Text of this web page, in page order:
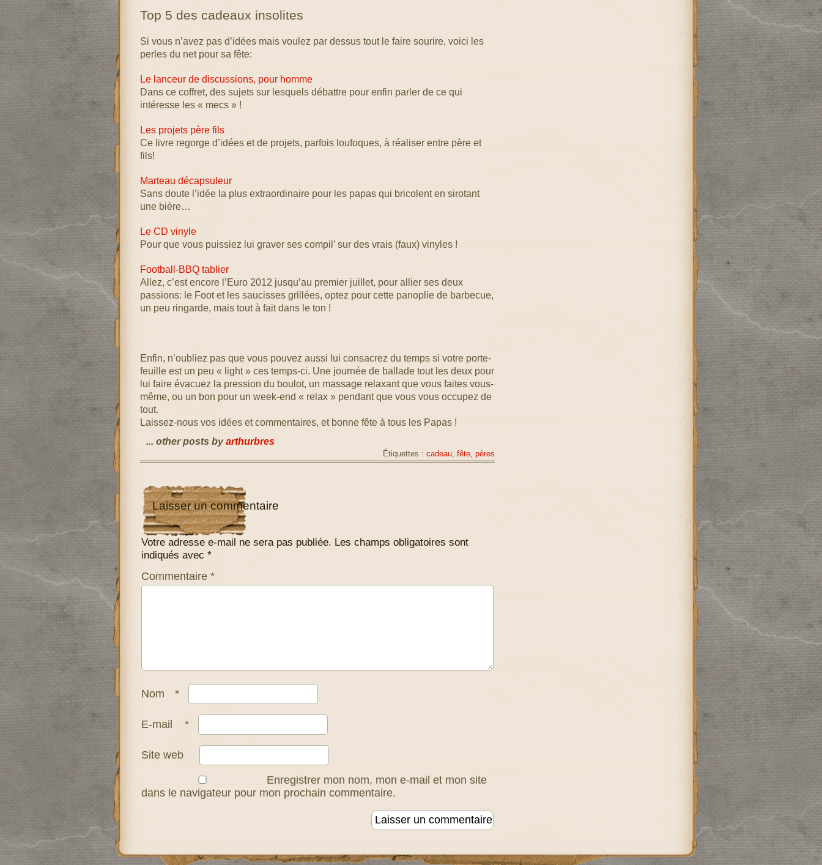
Top 5 des cadeaux insolites
Si vous n’avez pas d’idées mais voulez par dessus tout le faire sourire, voici les
perles du net pour sa fête:
Le lanceur de discussions, pour homme
Dans ce coffret, des sujets sur lesquels débattre pour enfin parler de ce qui
intéresse les « mecs » !
Les projets père fils
Ce livre regorge d’idées et de projets, parfois loufoques, à réaliser entre père et
fils!
Marteau décapsuleur
Sans doute l’idée la plus extraordinaire pour les papas qui bricolent en sirotant
une bière…
Le CD vinyle
Pour que vous puissiez lui graver ses compil’ sur des vrais (faux) vinyles !
Football-BBQ tablier
Allez, c’est encore l’Euro 2012 jusqu’au premier juillet, pour allier ses deux
passions: le Foot et les saucisses grillées, optez pour cette panoplie de barbecue,
un peu ringarde, mais tout à fait dans le ton !
Enfin, n’oubliez pas que vous pouvez aussi lui consacrez du temps si votre porte-
feuille est un peu « light » ces temps-ci. Une journée de ballade tout les deux pour
lui faire évacuez la pression du boulot, un massage relaxant que vous faites vous-
même, ou un bon pour un week-end « relax » pendant que vous vous occupez de
tout.
Laissez-nous vos idées et commentaires, et bonne fête à tous les Papas !
... other posts byarthurbres
Étiquettes : cadeau, fête, pères
Laisser un commentaire
Votre adresse e-mail ne sera pas publiée. Les champs obligatoires sont
indiqués avec *
Commentaire *
Nom *
E-mail *
Site web
Enregistrer mon nom, mon e-mail et mon site
dans le navigateur pour mon prochain commentaire.